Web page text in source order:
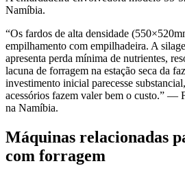
Namíbia.
“Os fardos de alta densidade
empilhamento com empilhadeira. A
apresenta perda mínima de nutrientes,
lacuna de forragem na estação seca da
investimento inicial parecesse
acessórios fazem valer bem o custo.” —
na Namíbia.
Máquinas relacionadas
com forragem